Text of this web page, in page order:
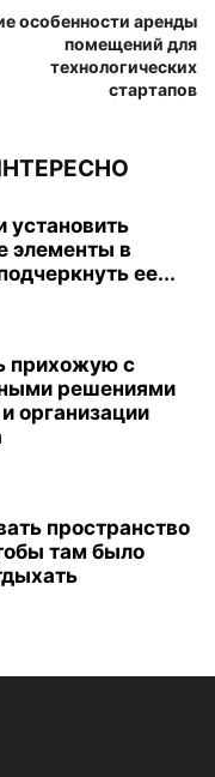
особенности аренды
помещений для
технологических
стартапов
установить
элементы в
ее...
прихожую с
решениями
организации
пространство
там было